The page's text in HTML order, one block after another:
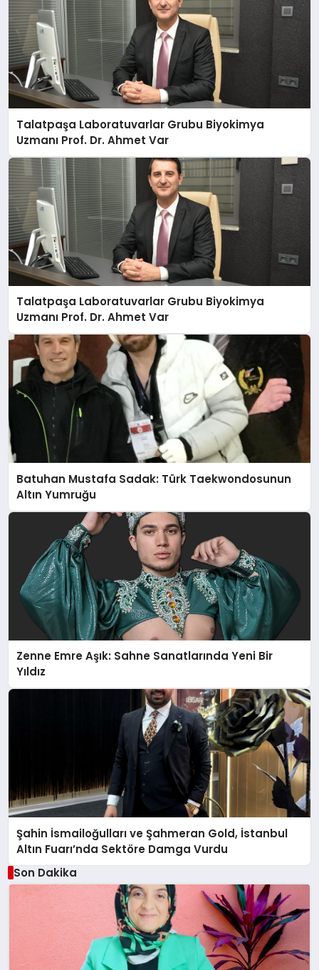
Talatpaşa Laboratuvarlar Grubu Biyokimya
Uzmanı Prof. Dr. Ahmet Var
Talatpaşa Laboratuvarlar Grubu Biyokimya
Uzmanı Prof. Dr. Ahmet Var
Batuhan Mustafa Sadak: Türk Taekwondosunun
Altın Yumruğu
Zenne Emre Aşık: Sahne Sanatlarında Yeni Bir
Yıldız
Şahin İsmailoğulları ve Şahmeran Gold, İstanbul
Altın Fuarı’nda Sektöre Damga Vurdu
Son Dakika